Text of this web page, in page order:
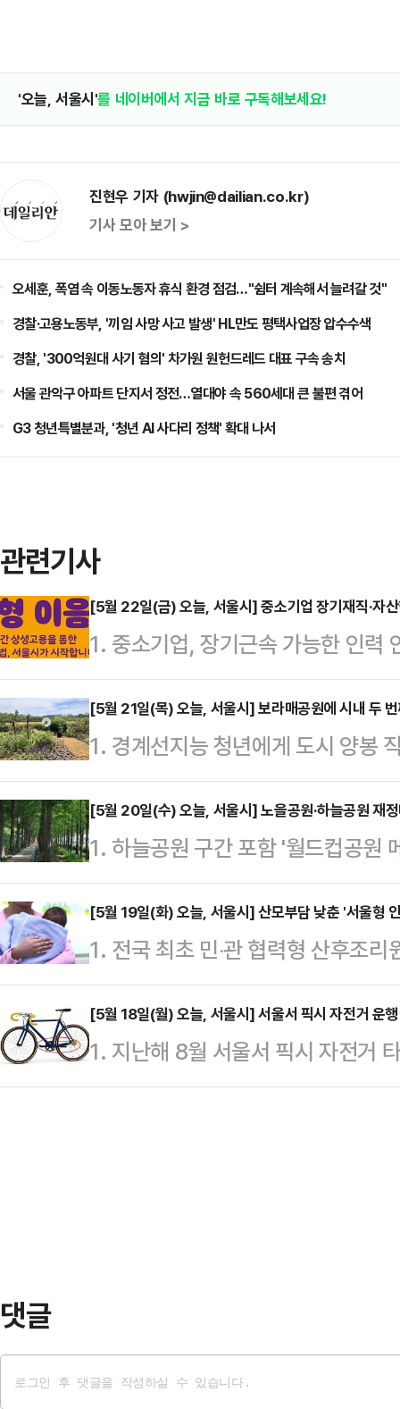
'오늘, 서울시'를 네이버에서 지금 바로 구독해보세요!
진현우 기자 (hwjin@dailian.co.kr)
기사 모아 보기 >
오세훈, 폭염 속 이동노동자 휴식 환경 점검…"쉼터 계속해서 늘려갈 것"
경찰·고용노동부, '끼임 사망 사고 발생' HL만도 평택사업장 압수수색
경찰, '300억원대 사기 혐의' 차가원 원헌드레드 대표 구속 송치
서울 관악구 아파트 단지서 정전…열대야 속 560세대 큰 불편 겪어
G3 청년특별분과, '청년 AI 사다리 정책' 확대 나서
관련기사
[5월 22일(금) 오늘, 서울시] 중소기업 장기재직·자
1. 중소기업, 장기근속 가능한 인력
대기업 간 임금격차를 해소하기 위
해도 시행한다고 22일 밝혔다.이
목돈마련 및 자산형성과 장기 재직
해 숙련기술 이전과 기업 경쟁력 강
일자리 공제사업으로 지난해 8월
업진흥공단이 함께 추진하고 있다.'
울시민 청년과 중장년을 신규…
[5월 21일(목) 오늘, 서울시] 보라매공원에 시내 두
1. 경계선지능 청년에게 도시 양봉
니어링과 협업해 지난 20일 '세계
서 '플랜비 2호 정원' 개장식을 개
2월 서울시와 현대엔지니어링이
따라 추진된 것이다. 플랜비 사업이
사업이다.현대엔지니어링은 지난
에서 약 210㎡ 규모의 꿀벌정원과
을 생산하기도 했…
[5월 20일(수) 오늘, 서울시] 노을공원·하늘공원 재
1. 하늘공원 구간 포함 '월드컵공원
원 명소화 사업을 통해 노을공원과
함께 즐길 수 있는 서북권 대표 명
다.이번 사업은 하늘공원과 노을공
쿼이어길 신규조성 등 산책로 확충
경관숲 조성을 추진해 시민들이 공
있는 녹색·여가 공간으로 완성하는
는 폐쇄돼 있던 노…
[5월 19일(화) 오늘, 서울시] 산모부담 낮춘 '서울형
1. 전국 최초 민‧관 협력형 산후조
원에 달하는 산후조리 비용 부담을
원' 4개소 선정을 완료하고 다음 달
혔다.서울형 안심 산후조리원은 서
원의 표준화된 서비스를 합리적인
[5월 18일(월) 오늘, 서울시] 서울서 픽시 자전거 운
1. 지난해 8월 서울서 픽시 자전거
정을 통해 제동(브레이크) 장치가
댓글